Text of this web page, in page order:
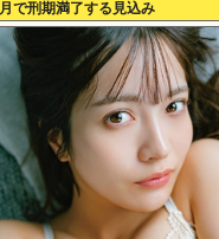
月で刑期満了する見込み